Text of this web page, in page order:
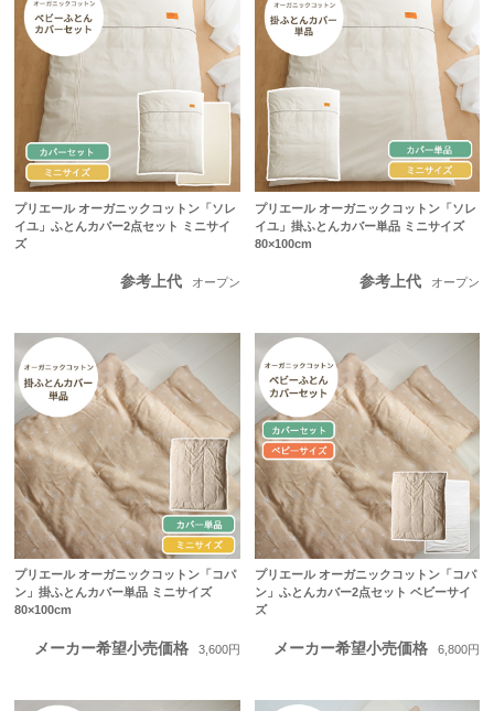
プリエール オーガニックコットン「ソレ
イユ」ふとんカバー2点セット ミニサイ
ズ
参考上代 オープン
プリエール オーガニックコットン「ソレ
イユ」掛ふとんカバー単品 ミニサイズ
80×100cm
参考上代 オープン
プリエール オーガニックコットン「コパ
ン」掛ふとんカバー単品 ミニサイズ
80×100cm
メーカー希望小売価格 3,600円
プリエール オーガニックコットン「コパ
ン」ふとんカバー2点セット ベビーサイ
ズ
メーカー希望小売価格 6,800円